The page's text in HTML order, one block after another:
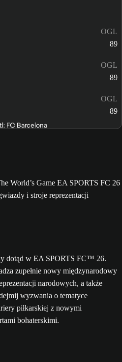
OGL
89
OGL
89
OGL
89
FC Barcelona
dotąd w EA SPORTS FC™ 26.
zupełnie nowy międzynarodowy
narodowych, a także
wyzwania o tematyce
piłkarskiej z nowymi
bohaterskimi.